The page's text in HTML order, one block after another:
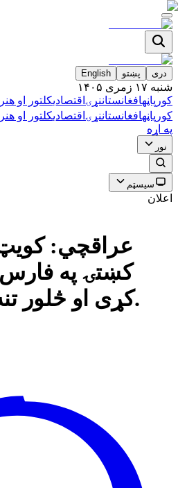
دری پښتو English
شنبه ۱۷ زمری ۱۴۰۵
کورپاڼهافغانستاننړۍ اقتصاديکلتور او هنر
کورپاڼهافغانستاننړۍ اقتصاديکلتور او هنر
په اړه
نور
سیسټم
اعلان
عراقچي: کویټ
کښتۍ په
کړی او څلور تنه یې نیولي دي.